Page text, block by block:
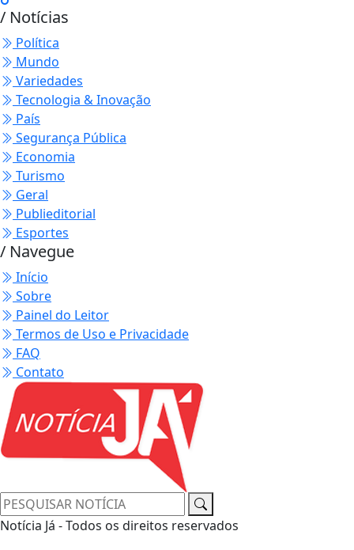
/ Notícias
Política
Mundo
Variedades
Tecnologia & Inovação
País
Segurança Pública
Economia
Turismo
Geral
Publieditorial
Esportes
/ Navegue
Início
Sobre
Painel do Leitor
Termos de Uso e Privacidade
FAQ
Contato
Notícia Já - Todos os direitos reservados